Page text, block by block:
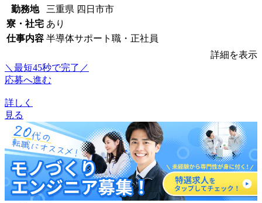
勤務地
三重県 四日市市
寮・社宅 あり
仕事内容 半導体サポート職・正社員
詳細を表示
＼最短45秒で完了／
応募へ進む
詳しく
見る